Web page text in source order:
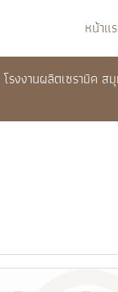
หน้าแ
โรงงานผลิตเซรามิค ส